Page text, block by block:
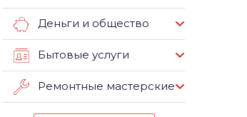
Деньги и общество
Бытовые услуги
Ремонтные мастерские